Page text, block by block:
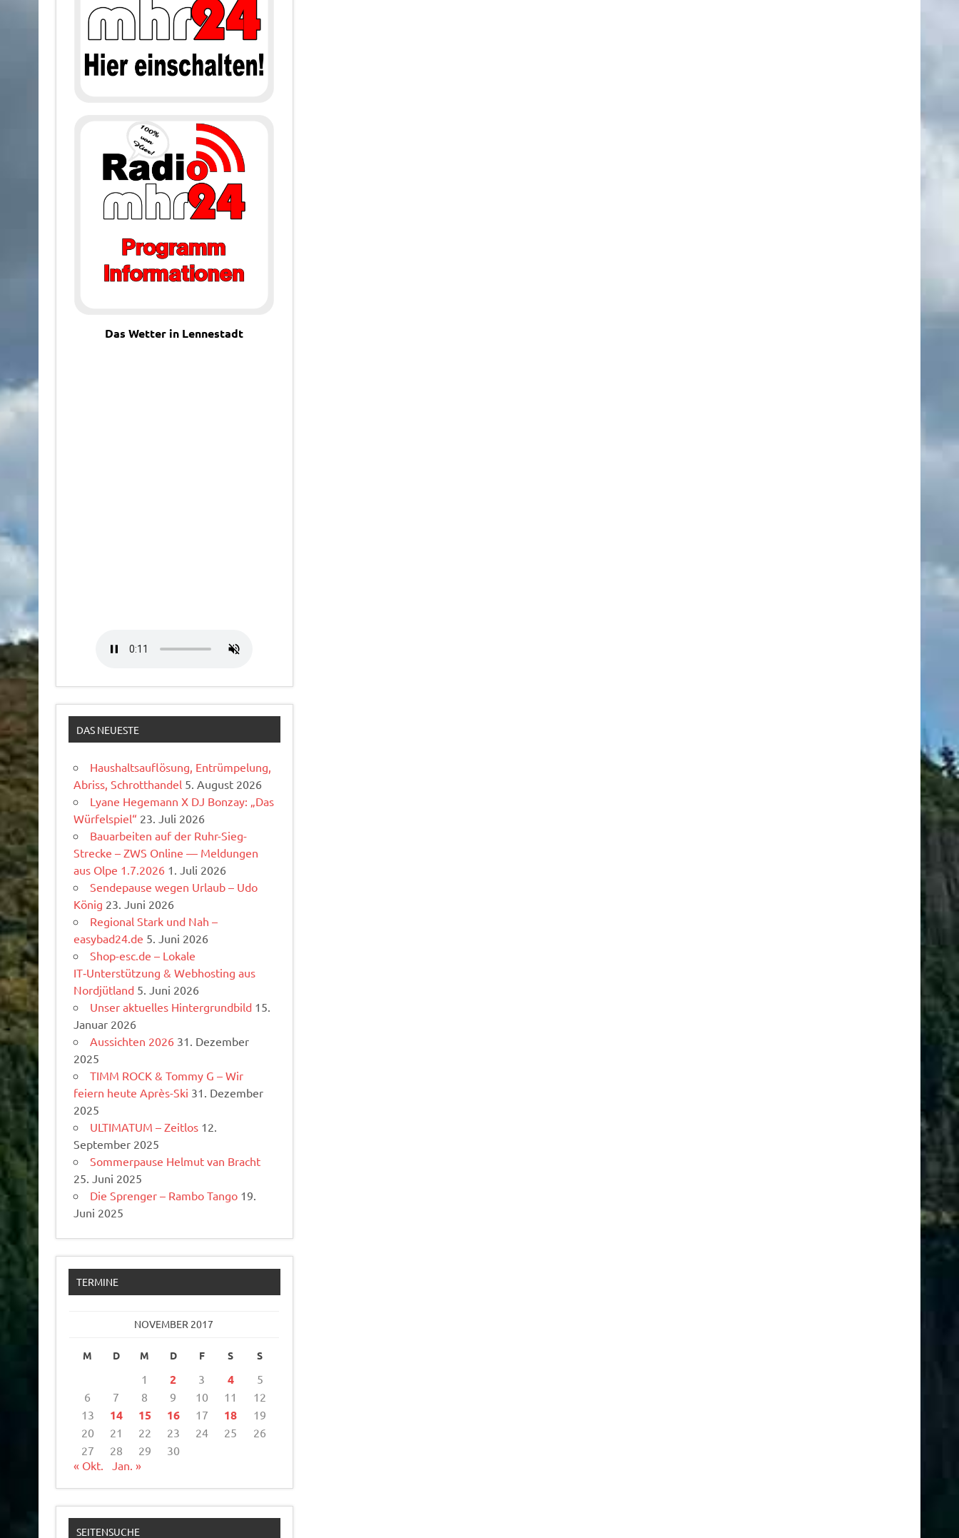
Das Wetter in Lennestadt
DAS NEUESTE
Haushaltsauflösung, Entrümpelung,
Abriss, Schrotthandel 5. August 2026
Lyane Hegemann X DJ Bonzay: „Das
Würfelspiel“ 23. Juli 2026
Bauarbeiten auf der Ruhr-Sieg-
Strecke – ZWS Online — Meldungen
aus Olpe 1.7.2026 1. Juli 2026
Sendepause wegen Urlaub – Udo
König 23. Juni 2026
Regional Stark und Nah –
easybad24.de 5. Juni 2026
Shop-esc.de – Lokale
IT‑Unterstützung & Webhosting aus
Nordjütland 5. Juni 2026
Unser aktuelles Hintergrundbild 15.
Januar 2026
Aussichten 2026 31. Dezember
2025
TIMM ROCK & Tommy G – Wir
feiern heute Après-Ski 31. Dezember
2025
ULTIMATUM – Zeitlos 12.
September 2025
Sommerpause Helmut van Bracht
25. Juni 2025
Die Sprenger – Rambo Tango 19.
Juni 2025
TERMINE
NOVEMBER 2017
M D M D F S S
1 2 3 4
5
6
7 8 9 10 11
12
13
14 15 16 17 18
19
20
21 22 23 24 25
26
27
28 29
30
« Okt.
Jan. »
SEITENSUCHE